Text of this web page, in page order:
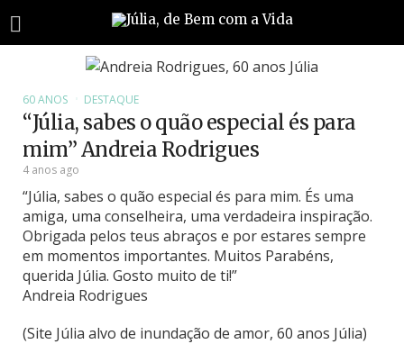
60 ANOS DESTAQUE
“Júlia, sabes o quão especial és para
mim” Andreia Rodrigues
4 anos ago
“Júlia, sabes o quão especial és para mim. És uma
amiga, uma conselheira, uma verdadeira inspiração.
Obrigada pelos teus abraços e por estares sempre
em momentos importantes. Muitos Parabéns,
querida Júlia. Gosto muito de ti!”
Andreia Rodrigues
(Site Júlia alvo de inundação de amor, 60 anos Júlia)